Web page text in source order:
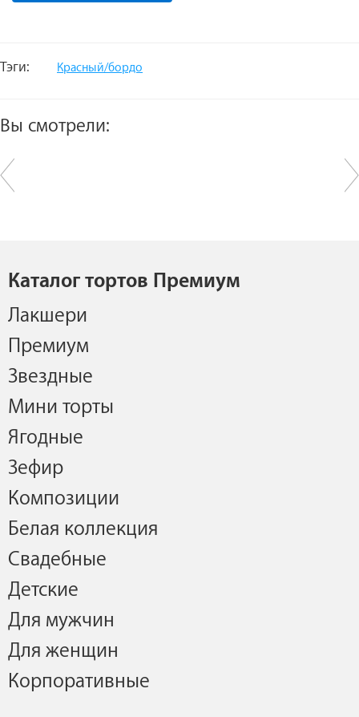
Тэги: Красный/бордо
Вы смотрели:
Каталог тортов Премиум
Лакшери
Премиум
Звездные
Мини торты
Ягодные
Зефир
Композиции
Белая коллекция
Свадебные
Детские
Для мужчин
Для женщин
Корпоративные